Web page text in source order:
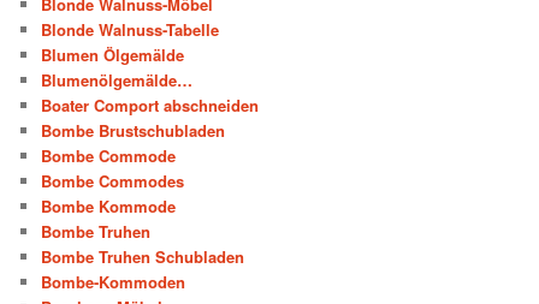
Blonde Walnuss-Tabelle
Blumen Ölgemälde
Blumenölgemälde…
Boater Comport abschneiden
Bombe Brustschubladen
Bombe Commode
Bombe Commodes
Bombe Kommode
Bombe Truhen
Bombe Truhen Schubladen
Bombe-Kommoden